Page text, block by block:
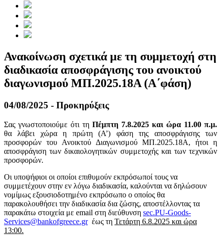
Ανακοίνωση σχετικά με τη συμμετοχή στη
διαδικασία αποσφράγισης του ανοικτού
διαγωνισμού ΜΠ.2025.18Α (Α΄φάση)
04/08/2025 - Προκηρύξεις
Σας γνωστοποιούμε ότι τη Πέμπτη 7.8.2025 και ώρα 11.00 π.μ.
θα λάβει χώρα η πρώτη (Α’) φάση της αποσφράγισης των
προσφορών του Ανοικτού Διαγωνισμού ΜΠ.2025.18Α, ήτοι η
αποσφράγιση των δικαιολογητικών συμμετοχής και των τεχνικών
προσφορών.
Οι υποψήφιοι οι οποίοι επιθυμούν εκπρόσωποί τους να
συμμετέχουν στην εν λόγω διαδικασία, καλούνται να δηλώσουν
νομίμως εξουσιοδοτημένο εκπρόσωπο ο οποίος θα
παρακολουθήσει την διαδικασία δια ζώσης, αποστέλλοντας τα
παρακάτω στοιχεία με email στη διεύθυνση sec.PU-Goods-
Services@bankofgreece.grέως τη Τετάρτη 6.8.2025 και ώρα
13:00.